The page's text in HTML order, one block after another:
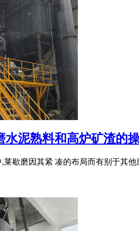
水泥熟料和高炉矿渣的
莱歇磨因其紧 凑的布局而有别于其